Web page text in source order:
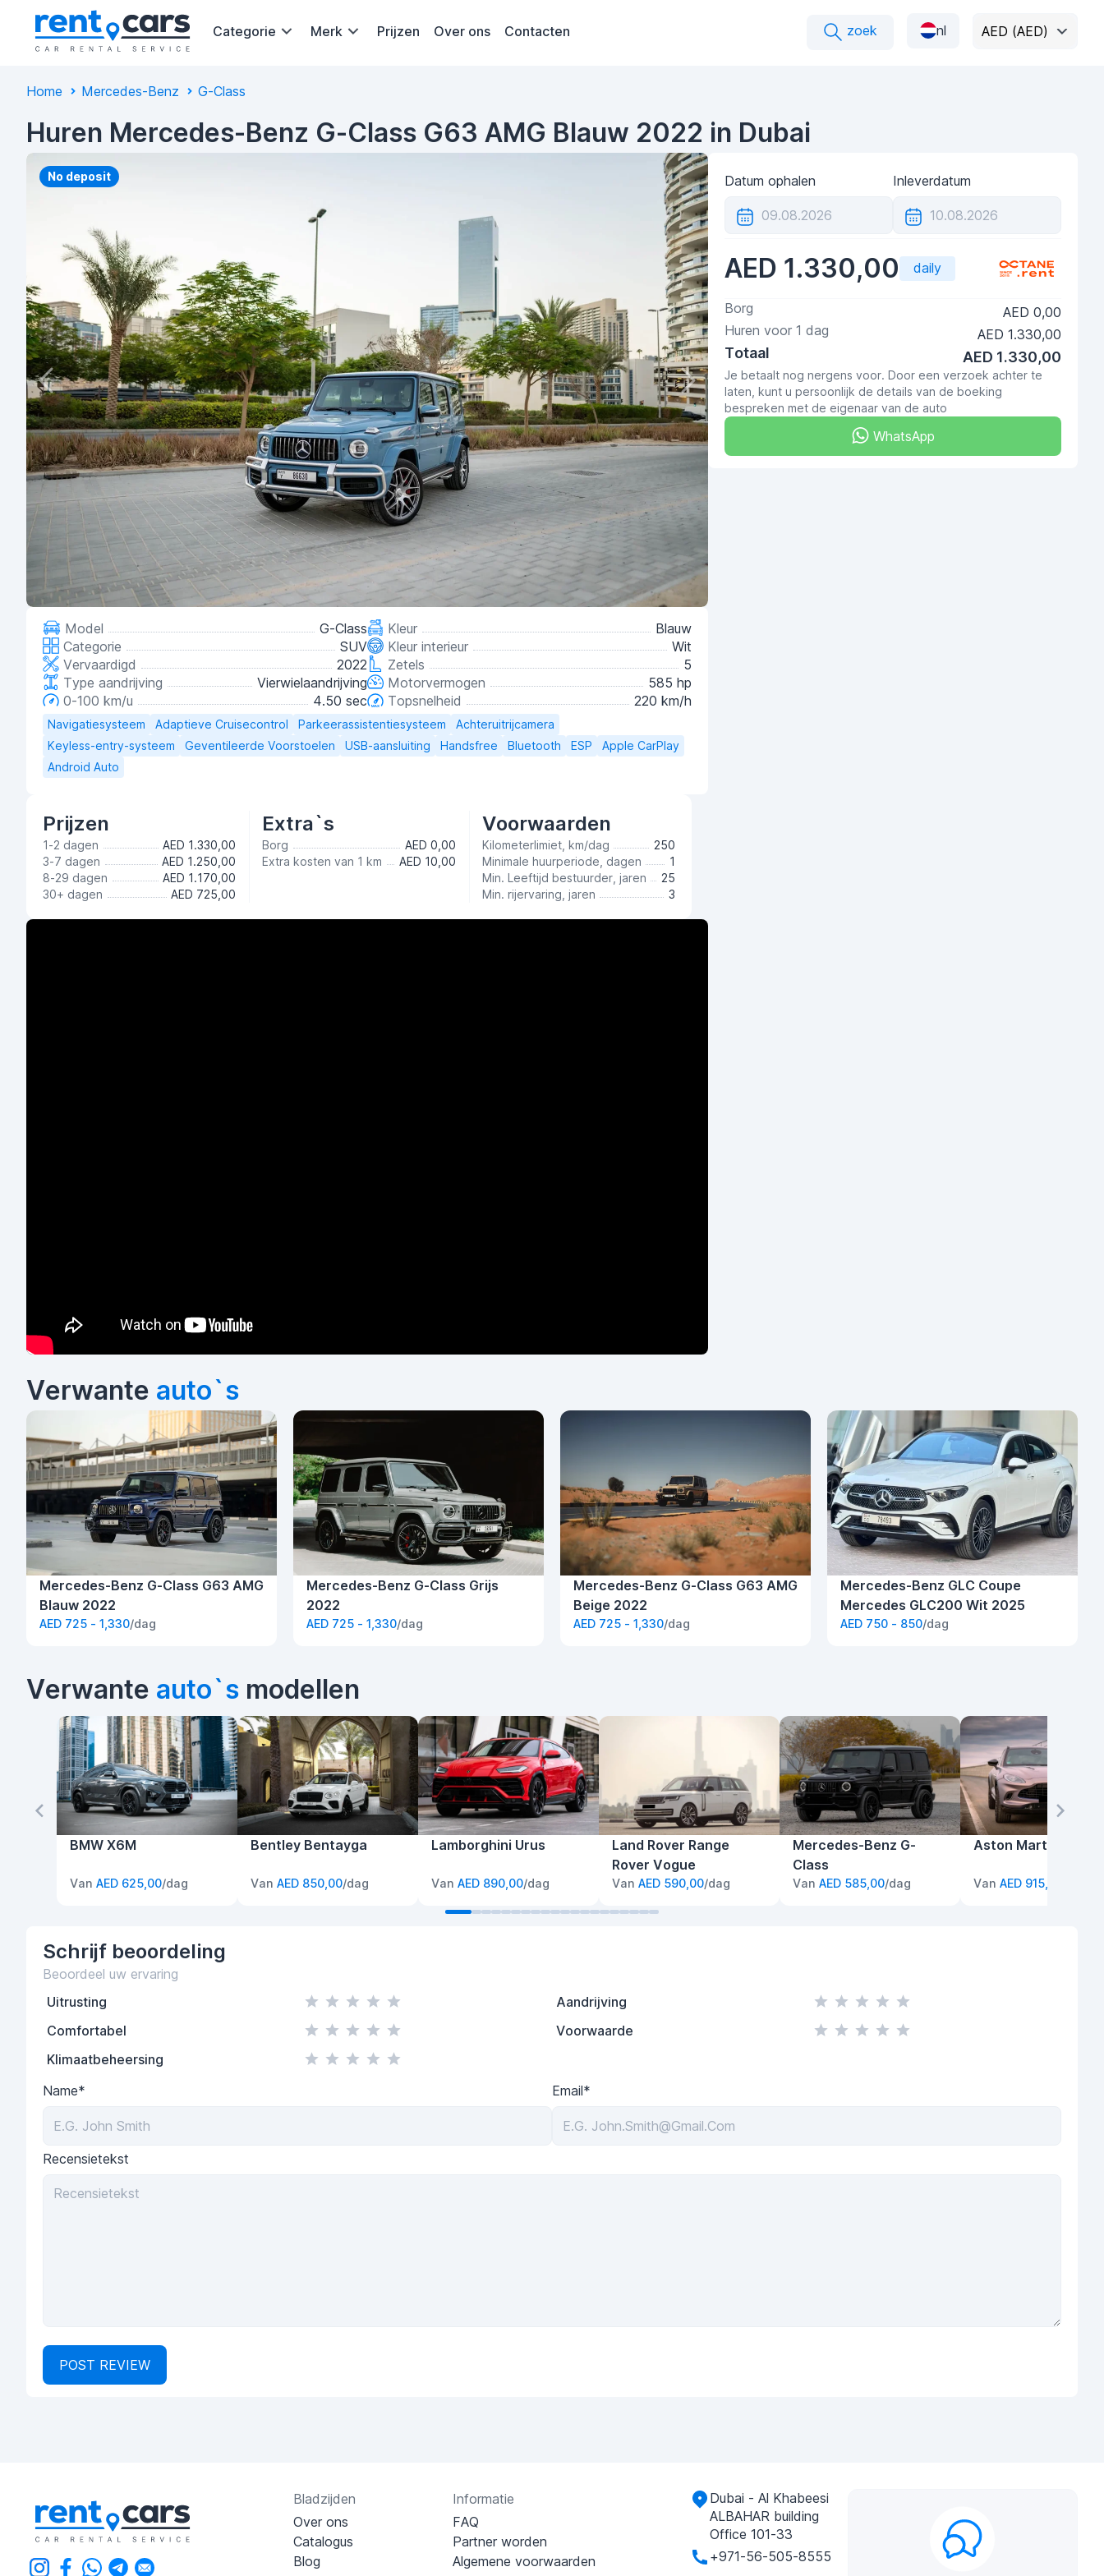
Categorie Merk Prijzen Over ons Contacten zoek nl AED (AED)
Home Mercedes-Benz G-Class
Huren Mercedes-Benz G-Class G63 AMG Blauw 2022 in Dubai
No deposit
Model
G-Class
Categorie
SUV
Vervaardigd
2022
Type aandrijving
Vierwielaandrijving
0-100 km/u
4.50 sec
Kleur
Blauw
Kleur interieur
Wit
Zetels
5
Motorvermogen
585 hp
Topsnelheid
220 km/h
Navigatiesysteem Adaptieve Cruisecontrol Parkeerassistentiesysteem
Achteruitrijcamera
Keyless-entry-systeem
Geventileerde Voorstoelen USB-aansluiting Handsfree Bluetooth ESP
Apple CarPlay
Android Auto
Prijzen
1-2 dagen
AED 1.330,00
3-7 dagen
AED 1.250,00
8-29 dagen
AED 1.170,00
30+ dagen
AED 725,00
Extra`s
Borg
AED 0,00
Extra kosten van 1 km
AED 10,00
Voorwaarden
Kilometerlimiet, km/dag
250
Minimale huurperiode, dagen
1
Min. Leeftijd bestuurder, jaren
25
Min. rijervaring, jaren
3
Datum ophalen Inleverdatum
AED 1.330,00 daily
Borg
AED 0,00
Huren voor 1 dag AED 1.330,00
Totaal AED 1.330,00
Je betaalt nog nergens voor. Door een verzoek achter te
laten, kunt u persoonlijk de details van de boeking
bespreken met de eigenaar van de auto
WhatsApp
Verwante auto`s
Mercedes-Benz G-Class G63 AMG
Blauw 2022
AED 725 - 1,330/dag
Mercedes-Benz G-Class Grijs
2022
AED 725 - 1,330/dag
Mercedes-Benz G-Class G63 AMG
Beige 2022
AED 725 - 1,330/dag
Mercedes-Benz GLC Coupe
Mercedes GLC200 Wit 2025
AED 750 - 850/dag
Verwante auto`s modellen
BMW X6M
Van AED 625,00/dag
Bentley Bentayga
Van AED 850,00/dag
Lamborghini Urus
Van AED 890,00/dag
Land Rover Range
Rover Vogue
Van AED 590,00/dag
Mercedes-Benz G-
Class
Van AED 585,00/dag
Aston Martin DBX
Van AED 915,00
Schrijf beoordeling
Beoordeel uw ervaring
Uitrusting
Comfortabel
Klimaatbeheersing
Aandrijving
Voorwaarde
Name* Email*
Recensietekst
POST REVIEW
Bladzijden
Over ons
Catalogus
Blog
Informatie
FAQ
Partner worden
Algemene voorwaarden
Dubai - Al Khabeesi
ALBAHAR building
Office 101-33
+971-56-505-8555